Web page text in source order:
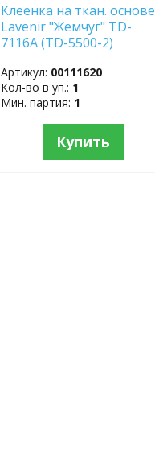
Клеёнка на ткан. основе
Lavenir "Жемчуг" TD-
7116A (TD-5500-2)
Артикул: 00111620
Кол-во в уп.: 1
Мин. партия: 1
Купить